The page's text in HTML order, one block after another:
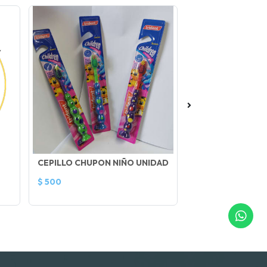
CEPILLO CHUPON NIÑO UNIDAD
$ 500